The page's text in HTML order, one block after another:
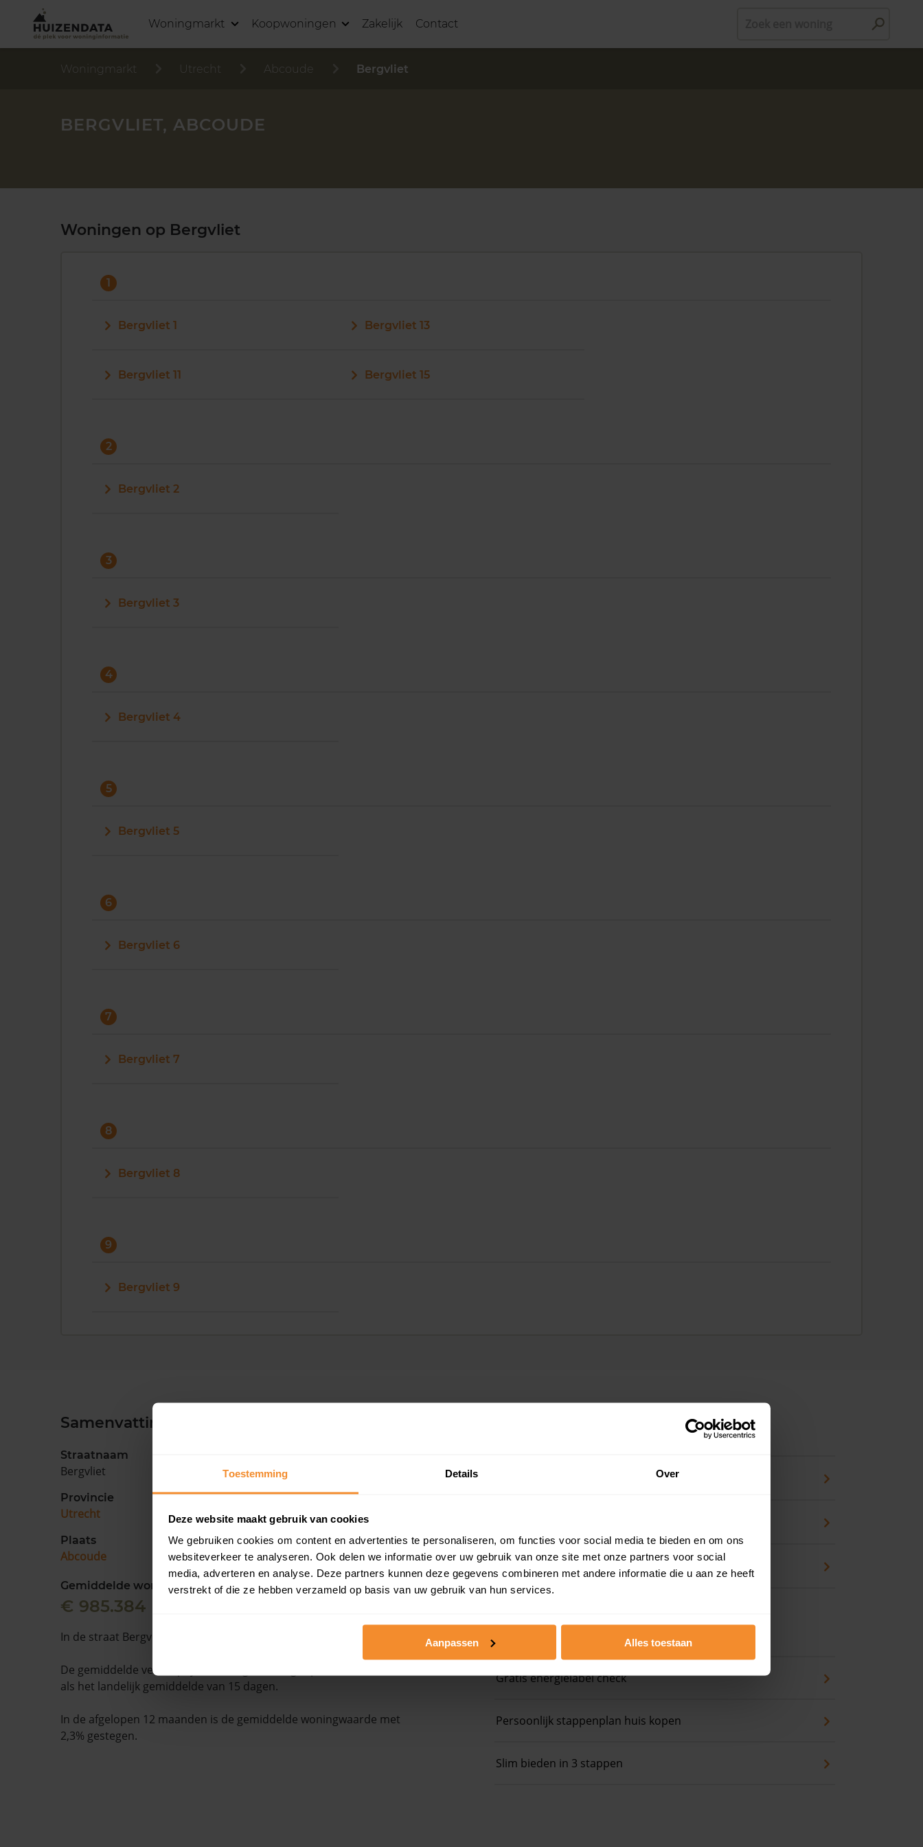
Toestemming Details Over
Deze website maakt gebruik van cookies
We gebruiken cookies om content en advertenties te personaliseren, om functies voor social media te bieden en om ons
websiteverkeer te analyseren. Ook delen we informatie over uw gebruik van onze site met onze partners voor social
media, adverteren en analyse. Deze partners kunnen deze gegevens combineren met andere informatie die u aan ze heeft
verstrekt of die ze hebben verzameld op basis van uw gebruik van hun services.
Aanpassen Alles toestaan
Woningmarkt Koopwoningen Zakelijk Contact
Woningmarkt Utrecht Abcoude Bergvliet
BERGVLIET, ABCOUDE
Woningen op Bergvliet
1
Bergvliet 1
Bergvliet 11
Bergvliet 13
Bergvliet 15
2
Bergvliet 2
3
Bergvliet 3
4
Bergvliet 4
5
Bergvliet 5
6
Bergvliet 6
7
Bergvliet 7
8
Bergvliet 8
9
Bergvliet 9
Samenvatting
Straatnaam
Bergvliet
Provincie
Utrecht
Plaats
Abcoude
Gemiddelde woningwaarde
€ 985.384
In de straat Bergvliet staan 12 woningen.
De gemiddelde verkooptijd is 15 dagen. Dit ligt op het zelfde niveau
als het landelijk gemiddelde van 15 dagen.
In de afgelopen 12 maanden is de gemiddelde woningwaarde met
2,3% gestegen.
Koopsom + WOZ-waarde
Op zoek naar een koopwoning?
Gratis energielabel check
Persoonlijk stappenplan huis kopen
Slim bieden in 3 stappen